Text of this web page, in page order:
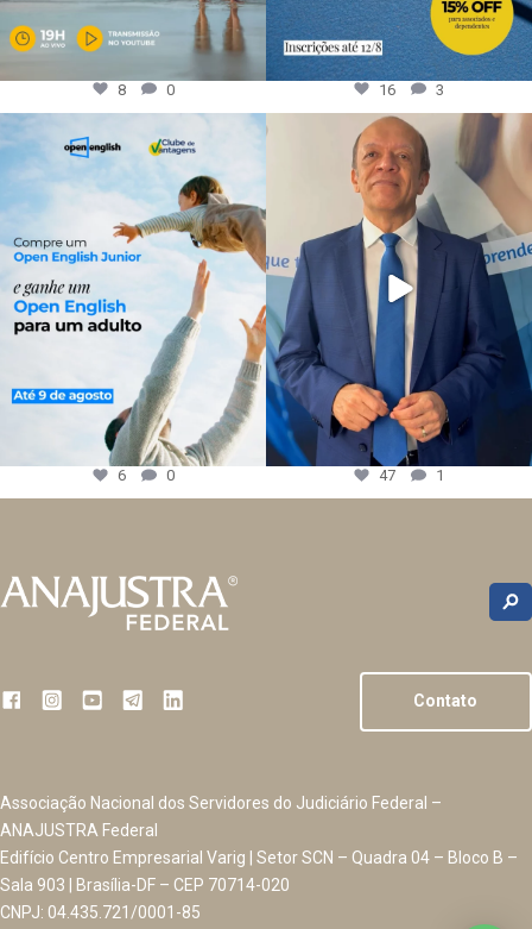
8 0 16 3
6 0 47 1
Contato
Associação Nacional dos Servidores do Judiciário Federal –
ANAJUSTRA Federal
Edifício Centro Empresarial Varig | Setor SCN – Quadra 04 – Bloco B –
Sala 903 | Brasília-DF – CEP 70714-020
CNPJ: 04.435.721/0001-85